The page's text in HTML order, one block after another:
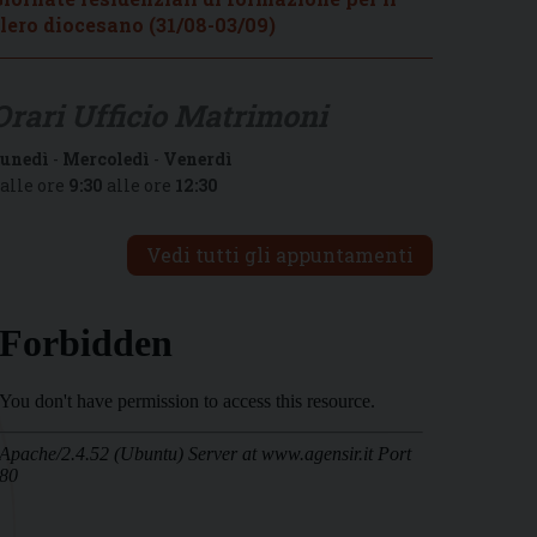
diocesano (31/08-03/09)
- Mercoledì - Venerdì
ore 9:30 alle ore 12:30
Vedi tutti gli appuntamenti